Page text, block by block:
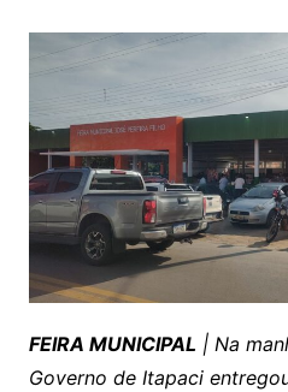
FEIRA MUNICIPAL | Na
Governo de Itapaci